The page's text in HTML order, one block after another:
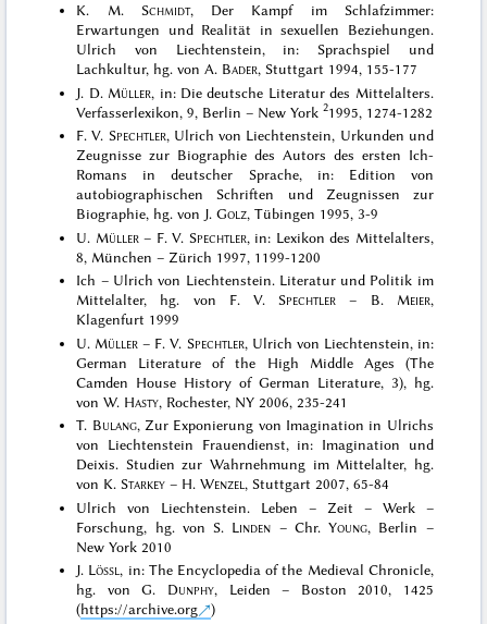
K. M. Schmidt, Der Kampf im Schlafzimmer:
Erwartungen und Realität in sexuellen Beziehungen.
Ulrich von Liechtenstein, in: Sprachspiel und
Lachkultur, hg. von A. Bader, Stuttgart 1994, 155-177
J. D. Müller, in: Die deutsche Literatur des Mittelalters.
Verfasserlexikon, 9, Berlin – New York21995, 1274-1282
F. V. Spechtler, Ulrich von Liechtenstein, Urkunden und
Zeugnisse zur Biographie des Autors des ersten Ich-
Romans in deutscher Sprache, in: Edition von
autobiographischen Schriften und Zeugnissen zur
Biographie, hg. von J.Golz, Tübingen 1995, 3-9
U. Müller– F. V. Spechtler, in: Lexikon des Mittelalters,
8, München – Zürich 1997, 1199-1200
Ich – Ulrich von Liechtenstein. Literatur und Politik im
Mittelalter, hg. von F. V.Spechtler – B. Meier,
Klagenfurt 1999
U. Müller – F. V. Spechtler, Ulrich von Liechtenstein, in:
German Literature of the High Middle Ages (The
Camden House History of German Literature, 3), hg.
von W. Hasty, Rochester, NY 2006, 235-241
T. Bulang, Zur Exponierung von Imagination in Ulrichs
von Liechtenstein Frauendienst, in: Imagination und
Deixis. Studien zur Wahrnehmung im Mittelalter, hg.
von K.Starkey – H.Wenzel, Stuttgart 2007, 65-84
Ulrich von Liechtenstein. Leben – Zeit – Werk –
Forschung, hg. von S. Linden – Chr.Young, Berlin –
New York 2010
J. Lössl, in: The Encyclopedia of the Medieval Chronicle,
hg. von G. Dunphy, Leiden – Boston 2010, 1425
(https://archive.org
)